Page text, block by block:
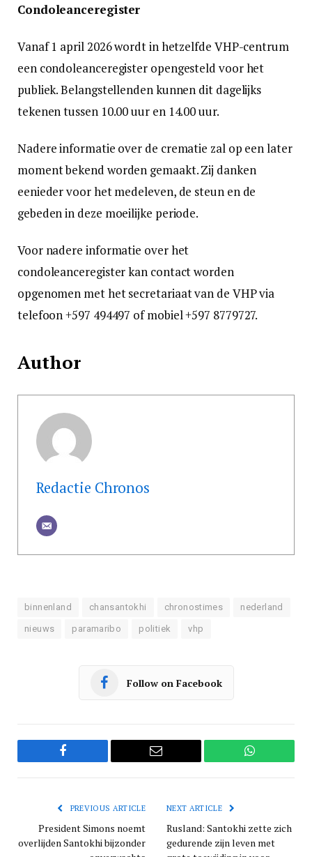
Condoleanceregister
Vanaf 1 april 2026 wordt in hetzelfde VHP-centrum
een condoleanceregister opengesteld voor het
publiek. Belangstellenden kunnen dit dagelijks
tekenen tussen 10.00 uur en 14.00 uur.
Nadere informatie over de crematie zal op een later
moment bekend worden gemaakt. Zij danken
eenieder voor het medeleven, de steun en de
gebeden in deze moeilijke periode.
Voor nadere informatie over het
condoleanceregister kan contact worden
opgenomen met het secretariaat van de VHP via
telefoon +597 494497 of mobiel +597 8779727.
Author
Redactie Chronos
binnenland chansantokhi chronostimes nederland
nieuws paramaribo politiek vhp
Follow on Facebook
Facebook Email WhatsApp
PREVIOUS ARTICLE
President Simons noemt
overlijden Santokhi bijzonder
NEXT ARTICLE
Rusland: Santokhi zette zich
gedurende zijn leven met